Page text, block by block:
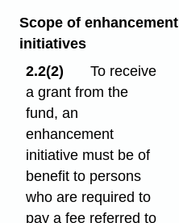
Scope of enhancement
initiatives
2.2(2)
To receive
a grant from the
fund, an
enhancement
initiative must be of
benefit to persons
who are required to
pay a fee referred to